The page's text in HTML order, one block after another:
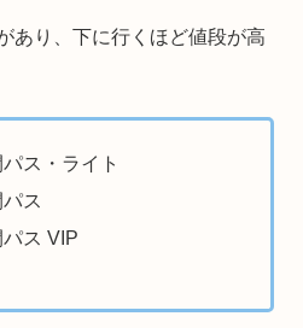
あり、下に行くほど値段が高
ス・ライト
ス
ス VIP